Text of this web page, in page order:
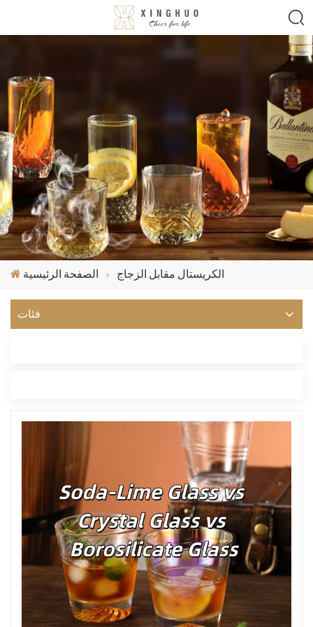
الصفحة الرئيسية الكريستال مقابل الزجاج
فئات